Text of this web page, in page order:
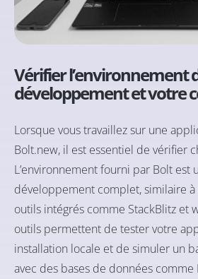
Vérifier l’environnement
développement et votre
Lorsque vous travaillez sur une
Bolt.new, il est essentiel de vérifier
L’environnement fourni par Bolt est
développement complet, similaire à
outils intégrés comme StackBlitz et
outils permettent de tester votre
installation locale et de simuler un
avec des bases de données comme